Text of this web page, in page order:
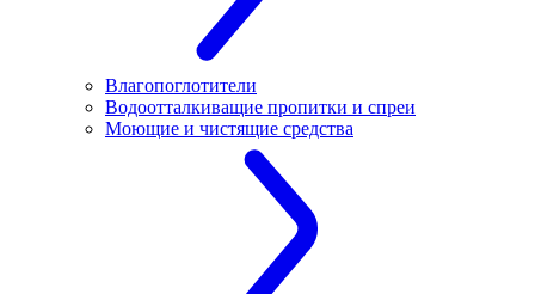
Влагопоглотители
Водоотталкиващие пропитки и спреи
Моющие и чистящие средства